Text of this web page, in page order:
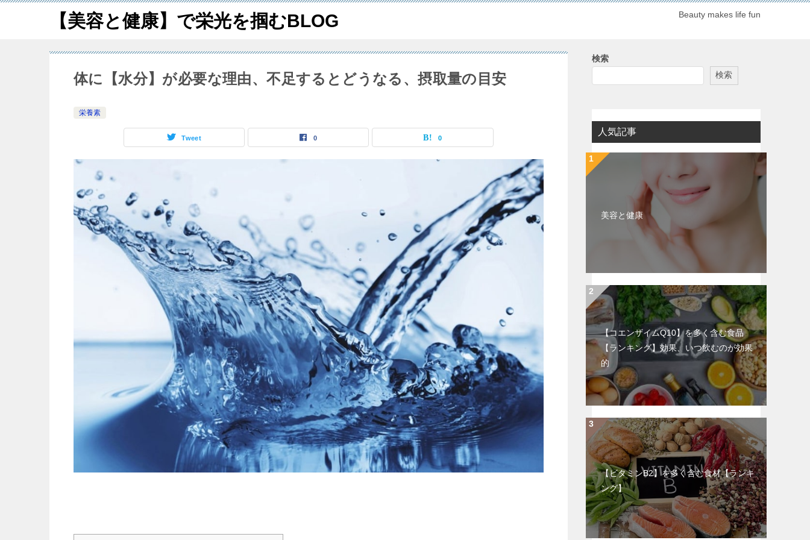
【美容と健康】で栄光を掴むBLOG Beauty makes life fun
体に【水分】が必要な理由、不足するとどうなる、摂取量の目安
栄養素
Tweet 0 0
検索
検索
人気記事
美容と健康
【コエンザイムQ10】を多く含む食品
【ランキング】効果、いつ飲むのが効果
的
【ビタミンB2】を多く含む食材【ランキ
ング】